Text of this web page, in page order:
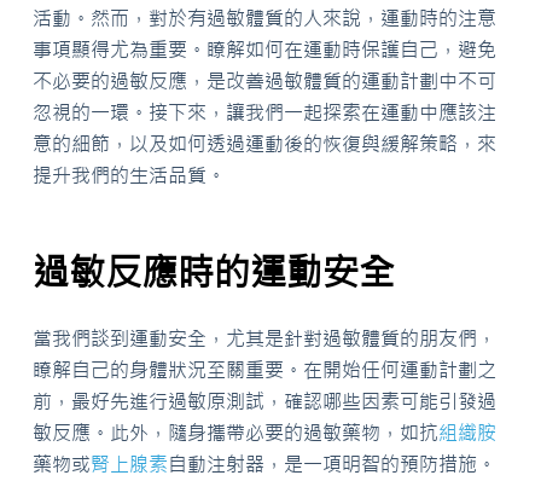
活動。然而，對於有過敏體質的人來說，運動時的注意
事項顯得尤為重要。瞭解如何在運動時保護自己，避免
不必要的過敏反應，是改善過敏體質的運動計劃中不可
忽視的一環。接下來，讓我們一起探索在運動中應該注
意的細節，以及如何透過運動後的恢復與緩解策略，來
提升我們的生活品質。
過敏反應時的運動安全
當我們談到運動安全，尤其是針對過敏體質的朋友們，
瞭解自己的身體狀況至關重要。在開始任何運動計劃之
前，最好先進行過敏原測試，確認哪些因素可能引發過
敏反應。此外，隨身攜帶必要的過敏藥物，如抗組織胺
藥物或腎上腺素自動注射器，是一項明智的預防措施。